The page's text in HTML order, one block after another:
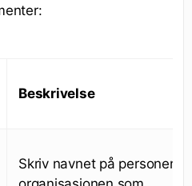
Beskrivelse
Skriv navnet på personen